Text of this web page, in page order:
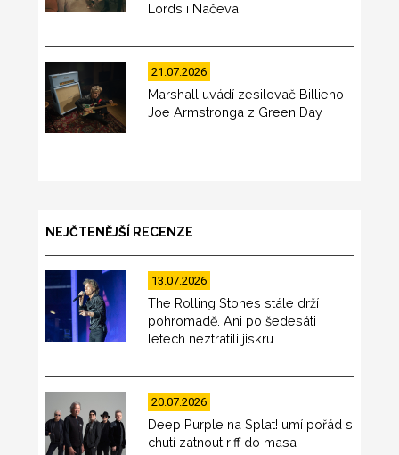
Lords i Načeva
21.07.2026
Marshall uvádí zesilovač Billieho
Joe Armstronga z Green Day
NEJČTENĚJŠÍ RECENZE
13.07.2026
The Rolling Stones stále drží
pohromadě. Ani po šedesáti
letech neztratili jiskru
20.07.2026
Deep Purple na Splat! umí pořád s
chutí zatnout riff do masa